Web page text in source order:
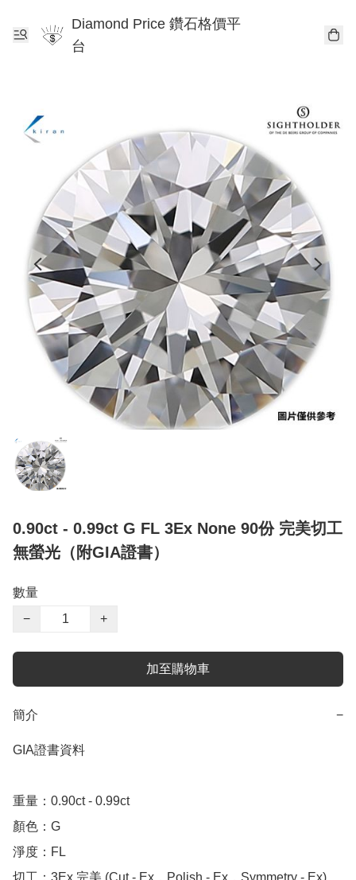
Diamond Price 鑽石格價平
台
0.90ct - 0.99ct G FL 3Ex None 90份 完美切工
無螢光（附GIA證書）
數量
−
+
加至購物車
簡介 −
GIA證書資料
重量：0.90ct - 0.99ct
顏色：G
淨度：FL